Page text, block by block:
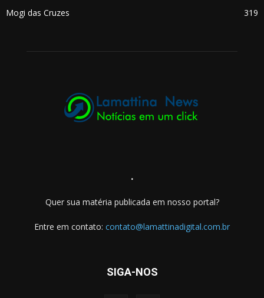
Mogi das Cruzes
319
.
Quer sua matéria publicada em nosso portal?
Entre em contato: contato@lamattinadigital.com.br
SIGA-NOS